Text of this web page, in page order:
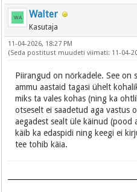
Walter
Kasutaja
11-04-2026, 18:27 PM
(Seda postitust muudeti viimati: 11-04-
Piirangud on nōrkadele. See on
ammu aastaid tagasi ühelt
miks ta vales kohas (ning ka
otseselt ei saadetud aga vastus
aegadest sealt üle käinud (pood
käib ka edaspidi ning keegi ei
tee tohib käia.